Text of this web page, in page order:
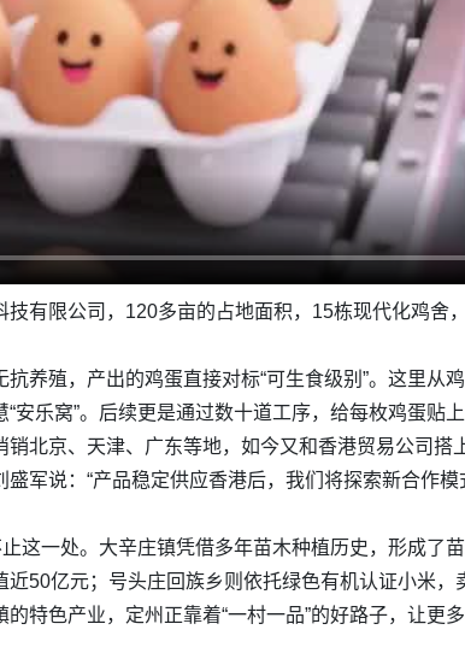
有限公司，120多亩的占地面积，15栋现代化鸡舍
养殖，产出的鸡蛋直接对标“可生食级别”。这里从
安乐窝”。后续更是通过数十道工序，给每枚鸡蛋贴
北京、天津、广东等地，如今又和香港贸易公司搭
军说：“产品稳定供应香港后，我们将探索新合作
这一处。大辛庄镇凭借多年苗木种植历史，形成了
50亿元；号头庄回族乡则依托绿色有机认证小米，
特色产业，定州正靠着“一村一品”的好路子，让更